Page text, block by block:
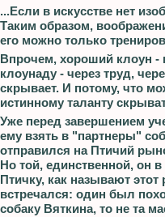
...Если в искусстве нет
Таким образом,
его можно только
Впрочем, хороший клоун -
клоунаду - через труд,
скрывает. И потому, что
истинному таланту
Уже перед завершением
ему взять в "партнеры"
отправился на Птичий
Но той, единственной, он
Птичку, как называют
встречался: один был
собаку Вяткина, то не та